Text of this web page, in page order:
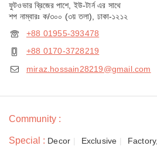
ফুটওভার ব্রিজের পাশে, ইউ-টার্ন এর সাথে
শপ নাম্বারঃ ক/৩০০ (৩য় তলা), ঢাকা-১২১২
+88 01955-393478
+88 0170-3728219
miraz.hossain28219@gmail.com
Community :
Special : Decor Exclusive Factory,